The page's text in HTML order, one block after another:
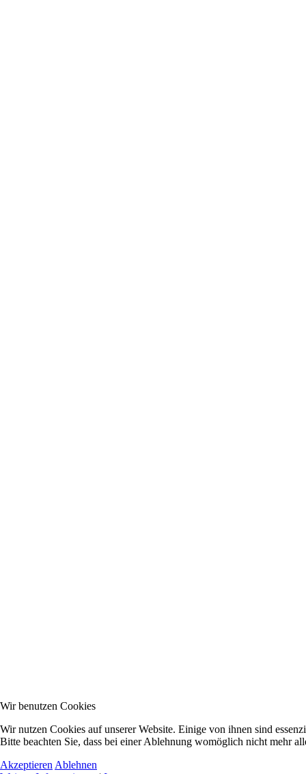
Wir benutzen Cookies
Wir nutzen Cookies auf unserer Website. Einige von ihnen sind
Bitte beachten Sie, dass bei einer Ablehnung womöglich nicht mehr
Akzeptieren Ablehnen